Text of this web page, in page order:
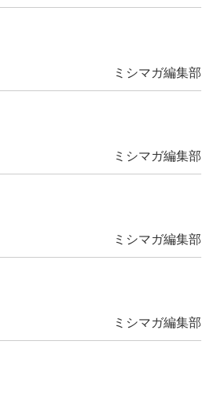
ミシマガ編集部
ミシマガ編集部
ミシマガ編集部
ミシマガ編集部